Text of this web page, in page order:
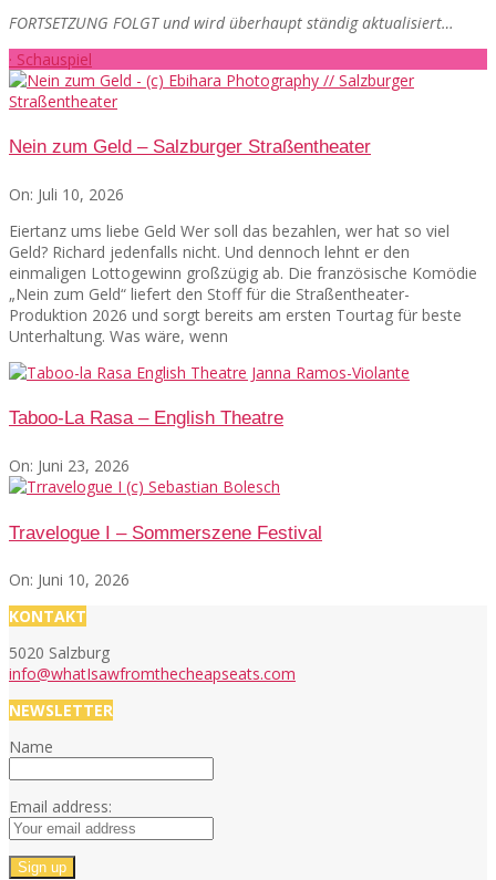
FORTSETZUNG FOLGT und wird überhaupt ständig aktualisiert…
· Schauspiel
Nein zum Geld – Salzburger Straßentheater
On: Juli 10, 2026
Eiertanz ums liebe Geld Wer soll das bezahlen, wer hat so viel
Geld? Richard jedenfalls nicht. Und dennoch lehnt er den
einmaligen Lottogewinn großzügig ab. Die französische Komödie
„Nein zum Geld“ liefert den Stoff für die Straßentheater-
Produktion 2026 und sorgt bereits am ersten Tourtag für beste
Unterhaltung. Was wäre, wenn
Taboo-La Rasa – English Theatre
On: Juni 23, 2026
Travelogue I – Sommerszene Festival
On: Juni 10, 2026
KONTAKT
5020 Salzburg
info@whatIsawfromthecheapseats.com
NEWSLETTER
Name
Email address: